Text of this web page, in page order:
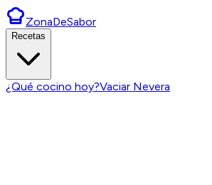
ZonaDeSabor
Recetas
¿Qué cocino hoy?Vaciar Nevera